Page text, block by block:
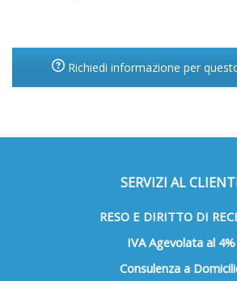
Richiedi informazione per
SERVIZI AL
RESO E DIRITTO DI
IVA Agevolata al 4%
Consulenza a